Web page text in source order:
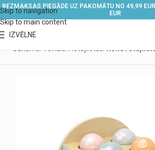
Skip to navigation
Skip to main content
BEZMAKSAS PIEGĀDE UZ PAKOMĀTU NO 49,99
EUR
IZVĒLNE